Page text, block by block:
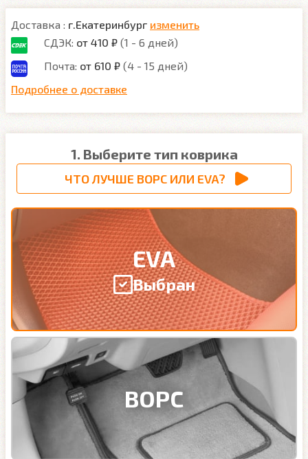
Доставка : г.Екатеринбург изменить
СДЭК: от 410 ₽ (1 - 6 дней)
Почта: от 610 ₽ (4 - 15 дней)
Подробнее о доставке
1. Выберите тип коврика
ЧТО ЛУЧШЕ ВОРС ИЛИ EVA?
EVA
Выбран
ВОРС